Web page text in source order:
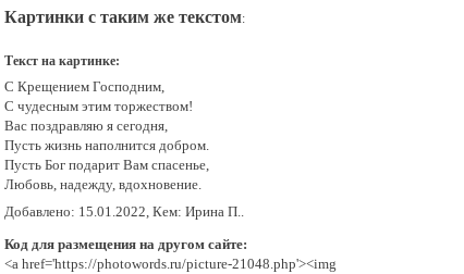
Картинки с таким же текстом:
Текст на картинке:
С Крещением Господним,
С чудесным этим торжеством!
Вас поздравляю я сегодня,
Пусть жизнь наполнится добром.
Пусть Бог подарит Вам спасенье,
Любовь, надежду, вдохновение.
Добавлено: 15.01.2022, Кем: Ирина П..
Код для размещения на другом сайте:
<a href='https://photowords.ru/picture-21048.php'><img